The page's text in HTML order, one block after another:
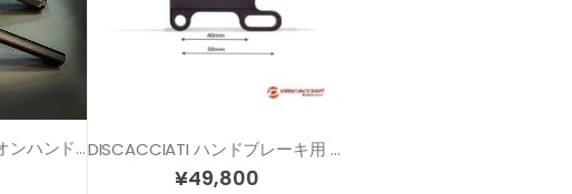
CRAZY IRON クリップオンハンドル 各色 / 各サイズ DISCACCIATI ハンドブレーキ用 レーシング リマスターシリンダー
¥49,800